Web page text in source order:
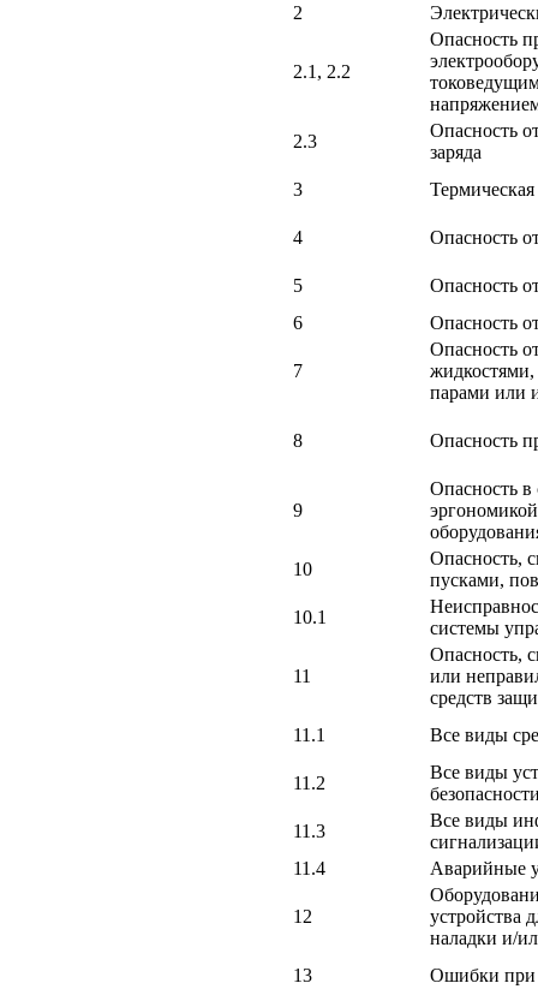
2
2.1, 2.2
Опасность
2.3
Опасность
заряда
3
4 Опасность
5
Опасность
6
Опасность
7
Опасность
жидкостями,
парами или
8 Опасность
9
Опасность в
10
Опасность,
пусками,
10.1
системы
11
Опасность,
или
средств
11.1
Все виды
11.2
Все виды
11.3
Все виды
11.4
Аварийные
12
устройства
наладки и/
13
Ошибки при